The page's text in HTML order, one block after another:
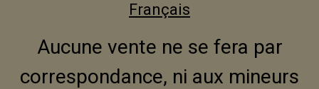
Français
Aucune vente ne se fera par
correspondance, ni aux mineurs